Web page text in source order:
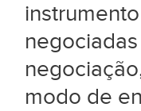
modo de